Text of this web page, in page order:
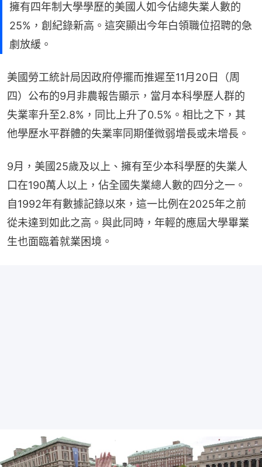
擁有四年制大學學歷的美國人如今佔總失業人數的
25%，創紀錄新高。這突顯出今年白領職位招聘的急
劇放緩。
美國勞工統計局因政府停擺而推遲至11月20日（周
四）公布的9月非農報告顯示，當月本科學歷人群的
失業率升至2.8%，同比上升了0.5%。相比之下，其
他學歷水平群體的失業率同期僅微弱增長或未增長。
9月，美國25歲及以上、擁有至少本科學歷的失業人
口在190萬人以上，佔全國失業總人數的四分之一。
自1992年有數據記錄以來，這一比例在2025年之前
從未達到如此之高。與此同時，年輕的應屆大學畢業
生也面臨着就業困境。